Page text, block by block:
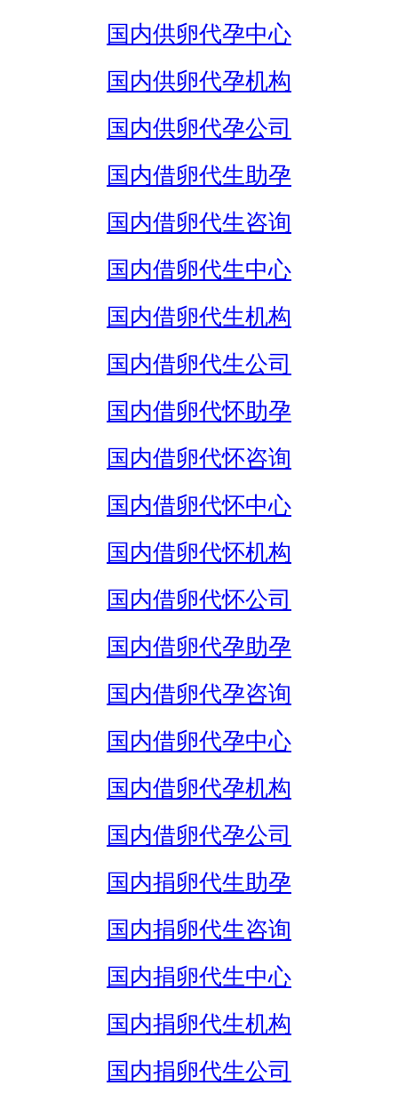
国内供卵代孕中心
国内供卵代孕机构
国内供卵代孕公司
国内借卵代生助孕
国内借卵代生咨询
国内借卵代生中心
国内借卵代生机构
国内借卵代生公司
国内借卵代怀助孕
国内借卵代怀咨询
国内借卵代怀中心
国内借卵代怀机构
国内借卵代怀公司
国内借卵代孕助孕
国内借卵代孕咨询
国内借卵代孕中心
国内借卵代孕机构
国内借卵代孕公司
国内捐卵代生助孕
国内捐卵代生咨询
国内捐卵代生中心
国内捐卵代生机构
国内捐卵代生公司